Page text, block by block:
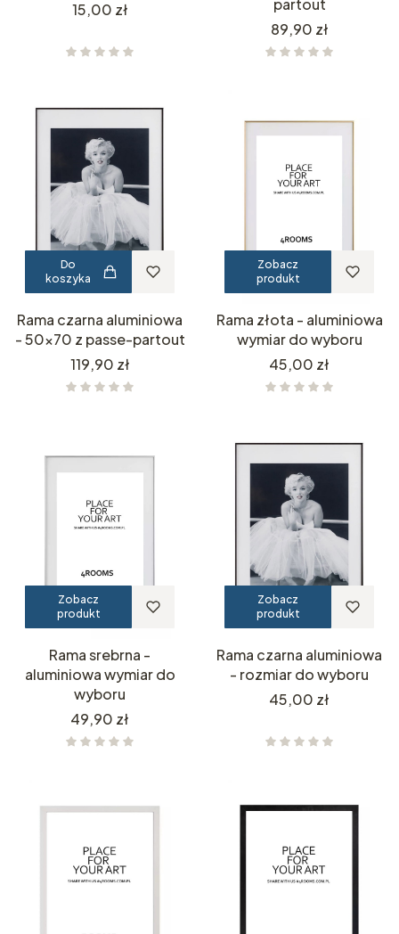
Cena
15,00 zł
partout
Cena
89,90 zł
Do
koszyka
Rama czarna aluminiowa
- 50x70 z passe-partout
Cena
119,90 zł
Zobacz
produkt
Rama złota - aluminiowa
wymiar do wyboru
Cena
45,00 zł
Zobacz
produkt
Rama srebrna -
aluminiowa wymiar do
wyboru
Cena
49,90 zł
Zobacz
produkt
Rama czarna aluminiowa
- rozmiar do wyboru
Cena
45,00 zł